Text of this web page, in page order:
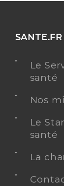
SANTE.FR
Le
santé
Nos
Le
santé
La